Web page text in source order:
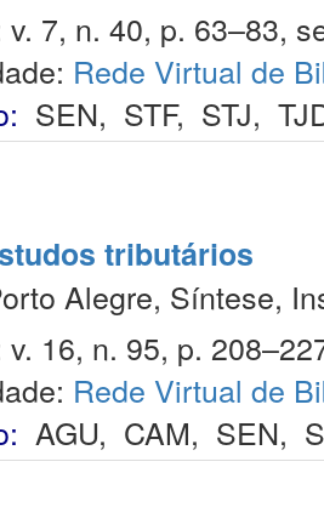
7, n. 40, p. 63–83,
Rede Virtual de
SEN, STF, STJ,
tributários
Alegre, Síntese,
16, n. 95, p.
Rede Virtual de
AGU, CAM, SEN,